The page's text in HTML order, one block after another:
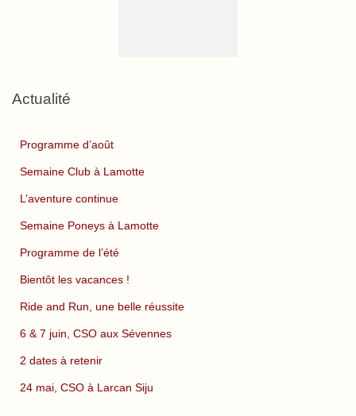
Actualité
Programme d’août
Semaine Club à Lamotte
L’aventure continue
Semaine Poneys à Lamotte
Programme de l’été
Bientôt les vacances !
Ride and Run, une belle réussite
6 & 7 juin, CSO aux Sévennes
2 dates à retenir
24 mai, CSO à Larcan Siju